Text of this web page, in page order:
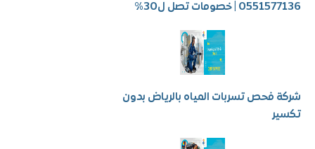
| خصومات تصل ل30%
فحص تسربات المياه بالرياض بدون